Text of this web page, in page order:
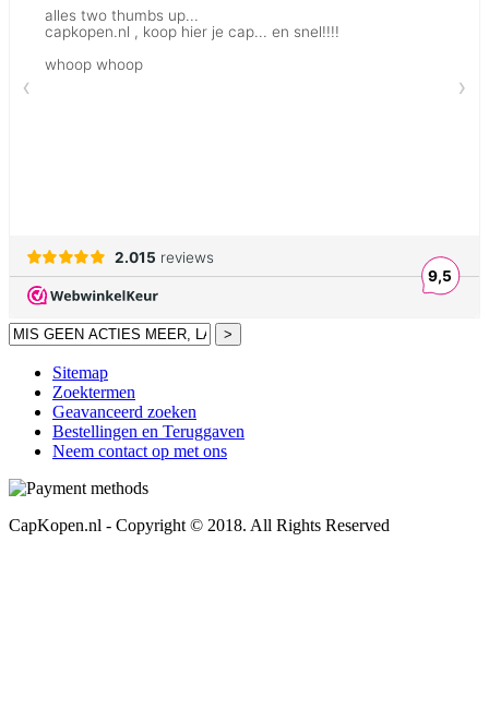
>
Sitemap
Zoektermen
Geavanceerd zoeken
Bestellingen en Teruggaven
Neem contact op met ons
CapKopen.nl - Copyright © 2018. All Rights Reserved